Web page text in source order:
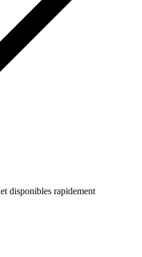
et disponibles rapidement